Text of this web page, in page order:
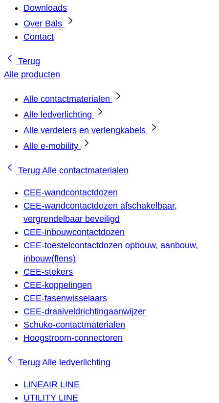
Downloads
Over Bals
Contact
Terug
Alle producten
Alle contactmaterialen
Alle ledverlichting
Alle verdelers en verlengkabels
Alle e-mobility
Terug Alle contactmaterialen
CEE-wandcontactdozen
CEE-wandcontactdozen afschakelbaar,
vergrendelbaar beveiligd
CEE-inbouwcontactdozen
CEE-toestelcontactdozen opbouw, aanbouw,
inbouw(flens)
CEE-stekers
CEE-koppelingen
CEE-fasenwisselaars
CEE-draaiveldrichtingaanwijzer
Schuko-contactmaterialen
Hoogstroom-connectoren
Terug Alle ledverlichting
LINEAIR LINE
UTILITY LINE